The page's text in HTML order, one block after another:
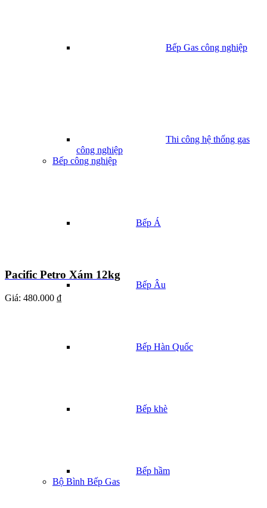
Bếp Gas công nghiệp
Thi công hệ thống gas
công nghiệp
Bếp công nghiệp
Bếp Á
Bếp Âu
Bếp Hàn Quốc
Bếp khè
Bếp hầm
Bộ Bình Bếp Gas
Pacific Petro Xám 12kg
Giá: 480.000 ₫